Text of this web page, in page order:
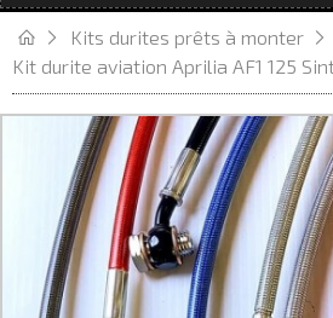
Kits durites prêts à monter
Kit durite aviation Aprilia AF1 125